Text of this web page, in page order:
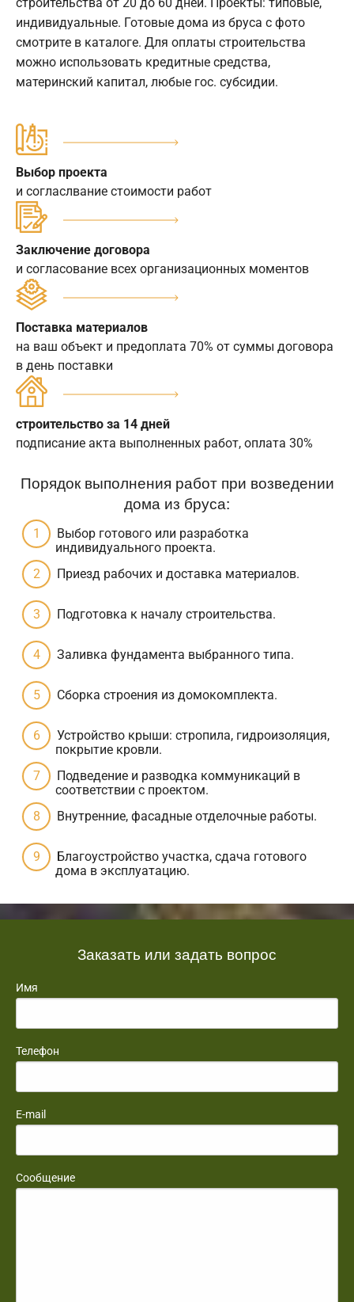
индивидуальные. Готовые дома из бруса с фото
смотрите в каталоге. Для оплаты строительства
можно использовать кредитные средства,
материнский капитал, любые гос. субсидии.
Выбор проекта
и согласлвание стоимости работ
Заключение договора
и согласование всех организационных моментов
Поставка материалов
на ваш объект и предоплата 70% от суммы договора
в день поставки
строительство за 14 дней
подписание акта выполненных работ, оплата 30%
Порядок выполнения работ при возведении
дома из бруса:
Выбор готового или разработка
индивидуального проекта.
Приезд рабочих и доставка материалов.
Подготовка к началу строительства.
Заливка фундамента выбранного типа.
Сборка строения из домокомплекта.
Устройство крыши: стропила, гидроизоляция,
покрытие кровли.
Подведение и разводка коммуникаций в
соответствии с проектом.
Внутренние, фасадные отделочные работы.
Благоустройство участка, сдача готового
дома в эксплуатацию.
Заказать или задать вопрос
Имя
Телефон
E-mail
Сообщение